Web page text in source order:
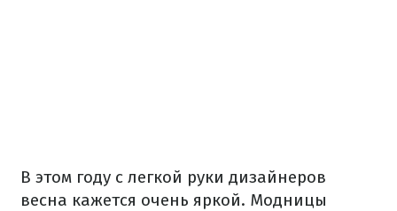
В этом году с легкой руки дизайнеров
весна кажется очень яркой. Модницы